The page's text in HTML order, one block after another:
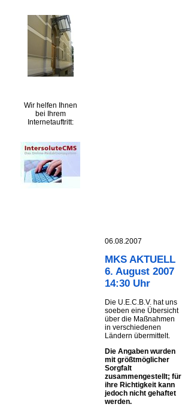
Wir helfen Ihnen
bei Ihrem
Internetauftritt:
06.08.2007
MKS AKTUELL
6. August 2007
14:30 Uhr
Die U.E.C.B.V. hat uns
soeben eine Übersicht
über die Maßnahmen
in verschiedenen
Ländern übermittelt.
Die Angaben wurden
mit größtmöglicher
Sorgfalt
zusammengestellt; für
ihre Richtigkeit kann
jedoch nicht gehaftet
werden.